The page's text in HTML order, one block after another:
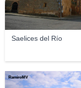
Saelices del Río
RamiroMV